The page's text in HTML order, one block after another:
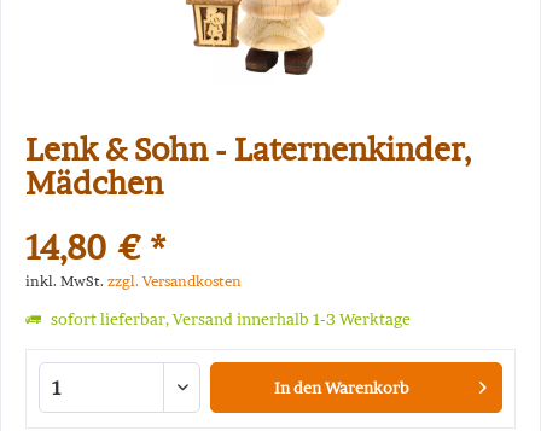
Lenk & Sohn - Laternenkinder,
Mädchen
14,80 € *
inkl. MwSt. zzgl. Versandkosten
sofort lieferbar, Versand innerhalb 1-3 Werktage
In denWarenkorb